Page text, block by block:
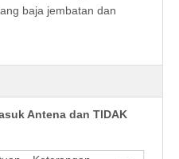
baja jembatan dan
Antena dan TIDAK